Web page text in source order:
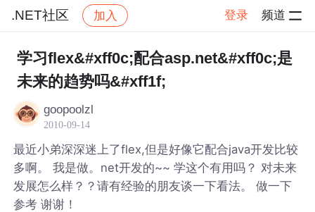
.NET社区 加入 登录 频道
社区 .NET社区 帖子详情
学习flex&#xff0c;配合asp.net&#xff0c;是
未来的趋势吗&#xff1f;
goopoolzl
2010-09-14
最近小弟深深迷上了flex,但是好像它配合java开发比较
多啊。 我是做。net开发的~~ 学这个有用吗？ 对未来
发展怎么样？？请有经验的朋友谈一下看法。 做一下
参考 谢谢！